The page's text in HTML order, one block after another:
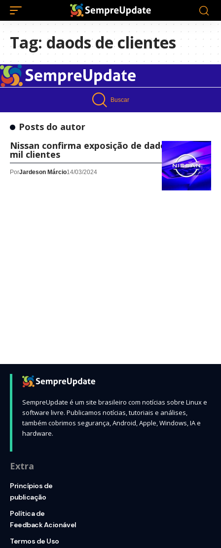
Tag: daods de clientes
Buscar
Posts do autor
Nissan confirma exposição de dados de 100
mil clientes
PorJardeson Márcio14/03/2024
SempreUpdate é um site brasileiro com notícias sobre Linux e
software livre. Publicamos notícias, tutoriais e análises,
também cobrimos segurança, Android, Apple, Windows, IA e
hardware.
Extra
Princípios de
publicação
Política de
Feedback Acionável
Termos de Uso